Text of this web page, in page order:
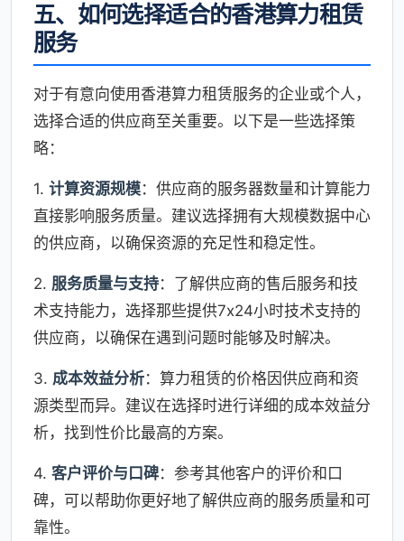
五、如何选择适合的香港算力租赁
服务
对于有意向使用香港算力租赁服务的企业或个人，
选择合适的供应商至关重要。以下是一些选择策
略：
1. 计算资源规模：供应商的服务器数量和计算能力
直接影响服务质量。建议选择拥有大规模数据中心
的供应商，以确保资源的充足性和稳定性。
2. 服务质量与支持：了解供应商的售后服务和技
术支持能力，选择那些提供7x24小时技术支持的
供应商，以确保在遇到问题时能够及时解决。
3. 成本效益分析：算力租赁的价格因供应商和资
源类型而异。建议在选择时进行详细的成本效益分
析，找到性价比最高的方案。
4. 客户评价与口碑：参考其他客户的评价和口
碑，可以帮助你更好地了解供应商的服务质量和可
靠性。